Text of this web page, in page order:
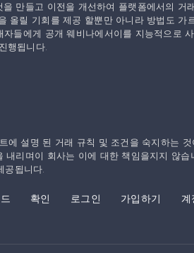
만들고 이전을 개선하여 플랫폼에서의 거
올릴 기회를 제공 할뿐만 아니라 방법도 가
들에게 공개 웨비나에서이를 지능적으로
행됩니다.
설명 된 거래 규칙 및 조건을 숙지하는 것
리며이 회사는 이에 대한 책임을지지 않습
됩니다.
확인 로그인 가입하기 계